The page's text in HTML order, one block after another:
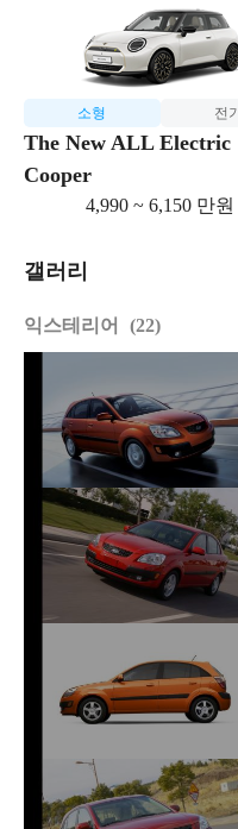
소형 전기
The New ALL Electric
Cooper
4,990 ~ 6,150 만원
갤러리
익스테리어 22